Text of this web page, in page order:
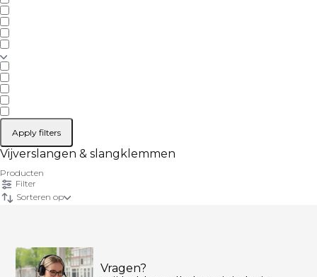
Apply filters
Vijverslangen & slangklemmen
Producten
Filter
Sorteren op
Vragen?